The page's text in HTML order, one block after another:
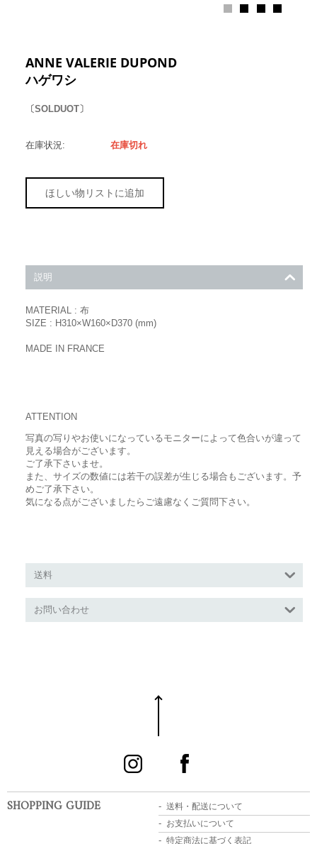
ANNE VALERIE DUPOND
ハゲワシ
〔SOLDUOT〕
在庫状況: 在庫切れ
ほしい物リストに追加
説明
MATERIAL : 布
SIZE : H310×W160×D370 (mm)
MADE IN FRANCE
ATTENTION
写真の写りやお使いになっているモニターによって色合いが違って
見える場合がございます。
ご了承下さいませ。
また、サイズの数値には若干の誤差が生じる場合もございます。予
めご了承下さい。
気になる点がございましたらご遠慮なくご質問下さい。
送料
お問い合わせ
SHOPPING GUIDE
送料・配送について
お支払いについて
特定商法に基づく表記